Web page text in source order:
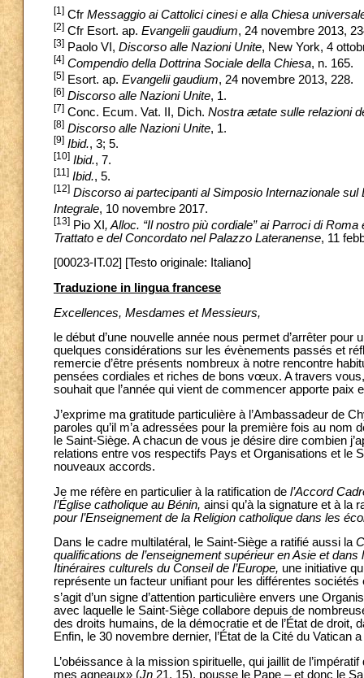
[1] Cfr Messaggio ai Cattolici cinesi e alla Chiesa
[2] Cfr Esort. ap. Evangelii gaudium, 24 novembre 2013,
[3] Paolo VI, Discorso alle Nazioni Unite, New York, 4
[4] Compendio della Dottrina Sociale della Chiesa, n. 165.
[5] Esort. ap. Evangelii gaudium, 24 novembre 2013, 228.
[6] Discorso alle Nazioni Unite, 1.
[7] Conc. Ecum. Vat. II, Dich. Nostra ætate sulle relazioni
[8] Discorso alle Nazioni Unite, 1.
[9] Ibid., 3; 5.
[10] Ibid., 7.
[11] Ibid., 5.
[12] Discorso ai partecipanti al Simposio Internazionale
Integrale, 10 novembre 2017.
[13] Pio XI , Alloc. “Il nostro più cordiale” ai Parroci di
Trattato e del Concordato nel Palazzo Lateranense, 11
[00023-IT.02] [Testo originale: Italiano]
Traduzione in lingua francese
Excellences, Mesdames et Messieurs,
le début d’une nouvelle année nous permet d’arrêter
quelques considérations sur les évènements passés et
remercie d’être présents nombreux à notre rencontre
pensées cordiales et riches de bons vœux. A travers
souhait que l’année qui vient de commencer apporte
J’exprime ma gratitude particulière à l’Ambassadeur de
paroles qu’il m’a adressées pour la première fois au
le Saint-Siège. A chacun de vous je désire dire combien
relations entre vos respectifs Pays et Organisations et le
nouveaux accords.
Je me réfère en particulier à la ratification de l’Accord
l’Église catholique au Bénin, ainsi qu’à la signature et à la
pour l’Enseignement de la Religion catholique dans les
Dans le cadre multilatéral, le Saint-Siège a ratifié aussi la
qualifications de l’enseignement supérieur en Asie et
Itinéraires culturels du Conseil de l’Europe, une initiative
représente un facteur unifiant pour les différentes
s’agit d’un signe d’attention particulière envers une
avec laquelle le Saint-Siège collabore depuis de
des droits humains, de la démocratie et de l’État de droit,
Enfin, le 30 novembre dernier, l’État de la Cité du Vatican
L’obéissance à la mission spirituelle, qui jaillit de
mes agneaux» (Jn 21, 15), pousse le Pape – et donc le